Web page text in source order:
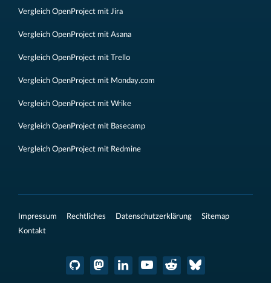
Vergleich OpenProject mit Jira
Vergleich OpenProject mit Asana
Vergleich OpenProject mit Trello
Vergleich OpenProject mit Monday.com
Vergleich OpenProject mit Wrike
Vergleich OpenProject mit Basecamp
Vergleich OpenProject mit Redmine
Impressum Rechtliches Datenschutzerklärung
Sitemap
Kontakt